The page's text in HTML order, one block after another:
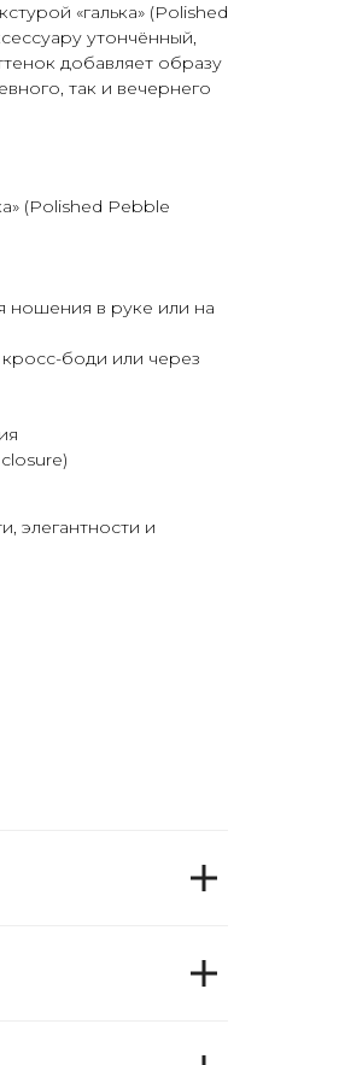
«галька» (Polished
утончённый,
добавляет образу
так и вечернего
(Polished Pebble
ношения в руке или на
боди или через
)
элегантности и